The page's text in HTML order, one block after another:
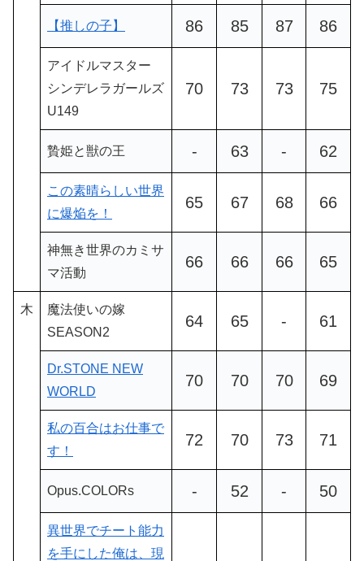
【推しの子】 86 85 87 86
アイドルマスター
シンデレラガールズ
U149
70 73 73 75
贄姫と獣の王 - 63 - 62
この素晴らしい世界
に爆焔を！
65 67 68 66
神無き世界のカミサ
マ活動
66 66 66 65
木
魔法使いの嫁
SEASON2
64 65 - 61
Dr.STONE NEW
WORLD
70 70 70 69
私の百合はお仕事で
す！
72 70 73 71
Opus.COLORs - 52 - 50
異世界でチート能力
を手にした俺は、現